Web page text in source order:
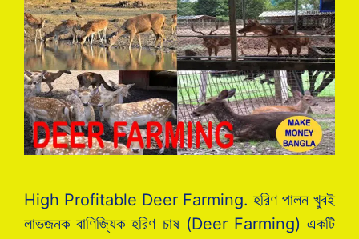
High Profitable Deer Farming. হরিণ পালন খুবই
লাভজনক বাণিজ্যিক হরিণ চাষ (Deer Farming) একটি